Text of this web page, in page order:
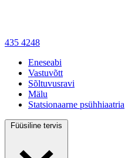
435 4248
Eneseabi
Vastuvõtt
Sõltuvusravi
Mälu
Statsionaarne psühhiaatria
Füüsiline tervis